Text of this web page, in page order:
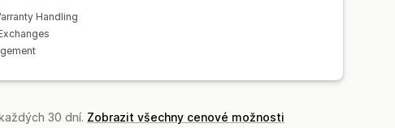
Handling
30 dní. Zobrazit všechny cenové možnosti